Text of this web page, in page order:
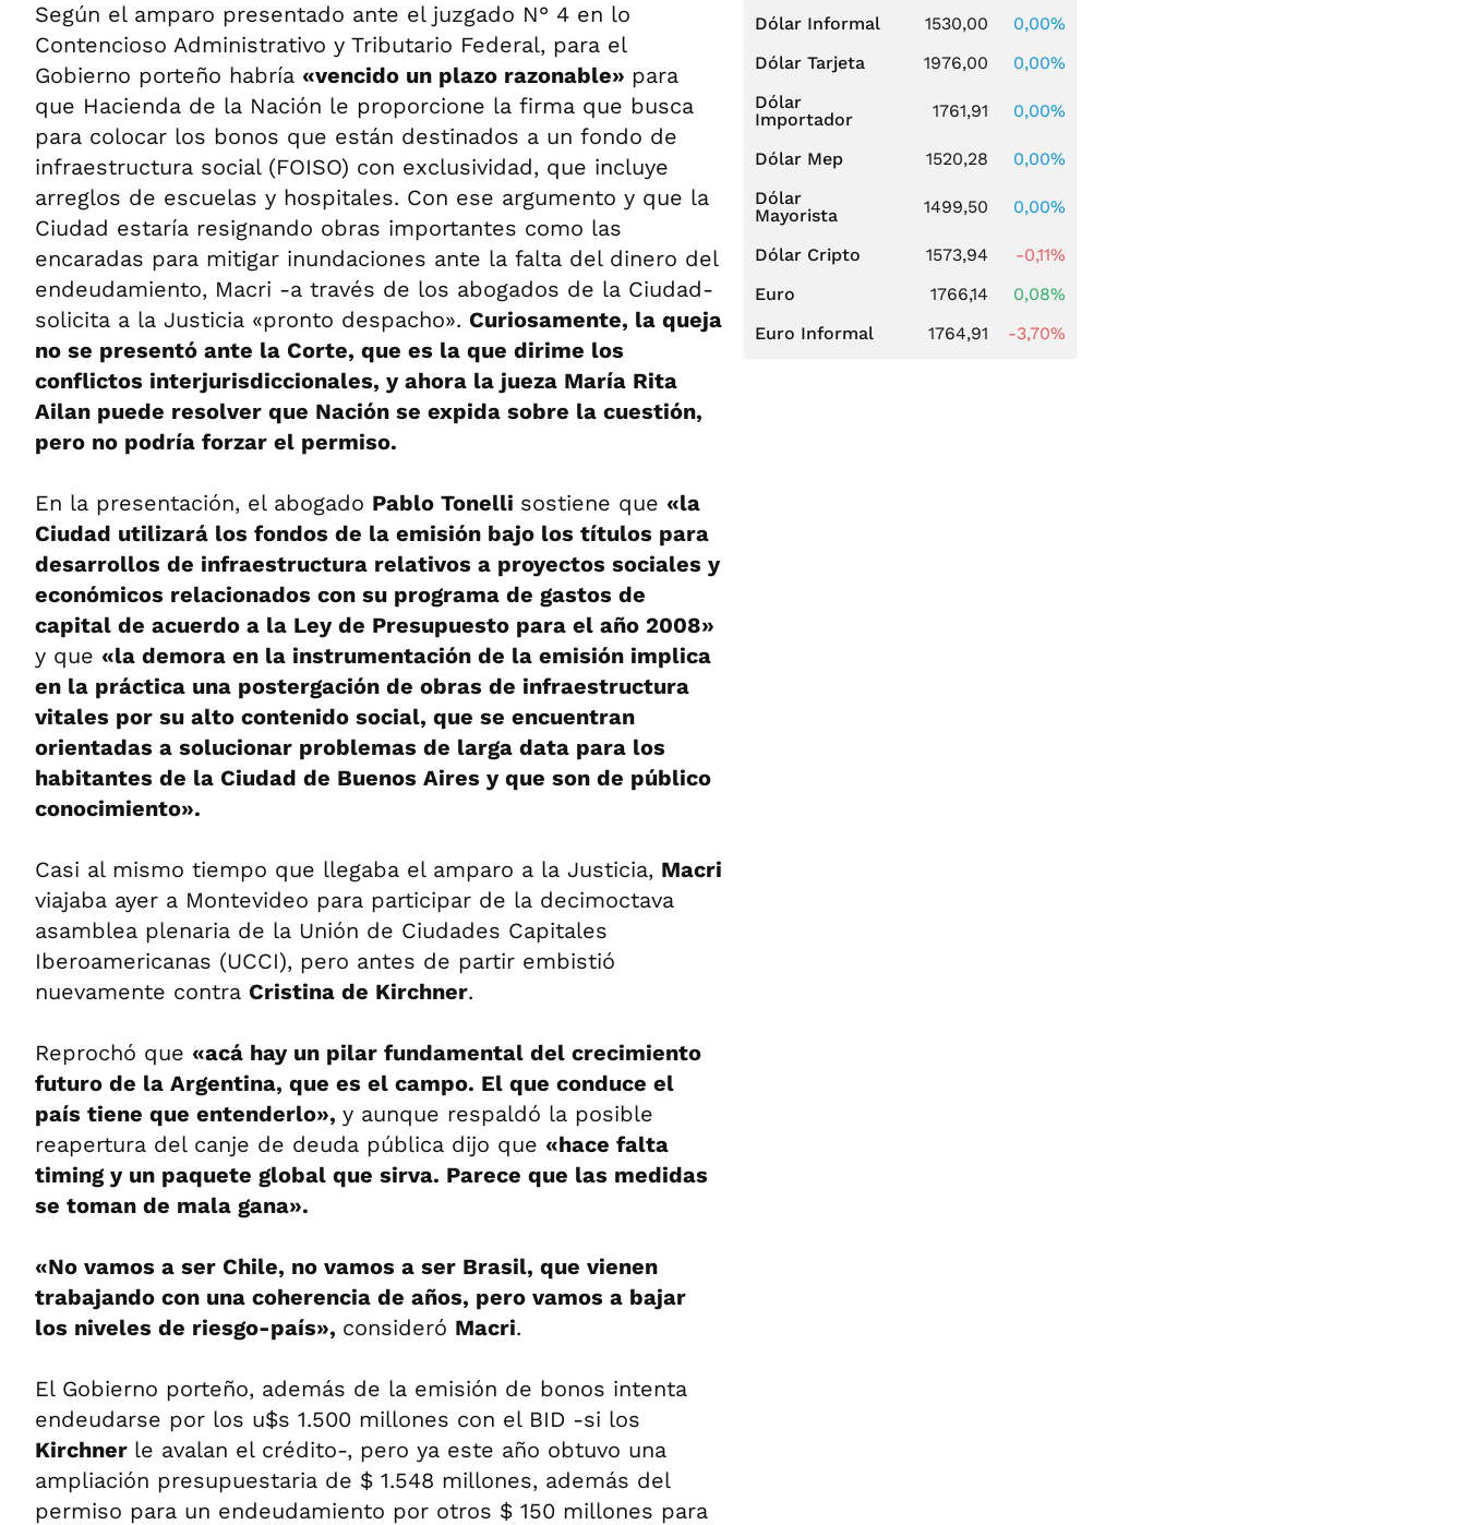
Según el amparo presentado ante el juzgado N° 4 en lo
Contencioso Administrativo y Tributario Federal, para el
Gobierno porteño habría «vencido un plazo razonable» para
que Hacienda de la Nación le proporcione la firma que busca
para colocar los bonos que están destinados a un fondo de
infraestructura social (FOISO) con exclusividad, que incluye
arreglos de escuelas y hospitales. Con ese argumento y que la
Ciudad estaría resignando obras importantes como las
encaradas para mitigar inundaciones ante la falta del dinero del
endeudamiento, Macri -a través de los abogados de la Ciudad-
solicita a la Justicia «pronto despacho». Curiosamente, la queja
no se presentó ante la Corte, que es la que dirime los
conflictos interjurisdiccionales, y ahora la jueza María Rita
Ailan puede resolver que Nación se expida sobre la cuestión,
pero no podría forzar el permiso.
En la presentación, el abogado Pablo Tonelli sostiene que «la
Ciudad utilizará los fondos de la emisión bajo los títulos para
desarrollos de infraestructura relativos a proyectos sociales y
económicos relacionados con su programa de gastos de
capital de acuerdo a la Ley de Presupuesto para el año 2008»
y que «la demora en la instrumentación de la emisión implica
en la práctica una postergación de obras de infraestructura
vitales por su alto contenido social, que se encuentran
orientadas a solucionar problemas de larga data para los
habitantes de la Ciudad de Buenos Aires y que son de público
conocimiento».
Casi al mismo tiempo que llegaba el amparo a la Justicia, Macri
viajaba ayer a Montevideo para participar de la decimoctava
asamblea plenaria de la Unión de Ciudades Capitales
Iberoamericanas (UCCI), pero antes de partir embistió
nuevamente contra Cristina de Kirchner.
Reprochó que «acá hay un pilar fundamental del crecimiento
futuro de la Argentina, que es el campo. El que conduce el
país tiene que entenderlo», y aunque respaldó la posible
reapertura del canje de deuda pública dijo que «hace falta
timing y un paquete global que sirva. Parece que las medidas
se toman de mala gana».
«No vamos a ser Chile, no vamos a ser Brasil, que vienen
trabajando con una coherencia de años, pero vamos a bajar
los niveles de riesgo-país», consideró Macri.
El Gobierno porteño, además de la emisión de bonos intenta
endeudarse por los u$s 1.500 millones con el BID -si los
Kirchner le avalan el crédito-, pero ya este año obtuvo una
ampliación presupuestaria de $ 1.548 millones, además del
permiso para un endeudamiento por otros $ 150 millones para
Dólar Informal
1530,00
0,00%
Dólar Tarjeta
1976,00
0,00%
Dólar
Importador
1761,91 0,00%
Dólar Mep 1520,28
0,00%
Dólar
Mayorista
1499,50 0,00%
Dólar Cripto 1573,94
-0,11%
Euro
1766,14
0,08%
Euro Informal
1764,91 -3,70%